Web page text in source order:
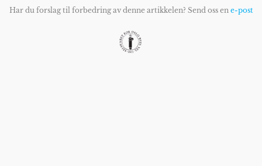
Har du forslag til forbedring av denne artikkelen? Send oss en e-post